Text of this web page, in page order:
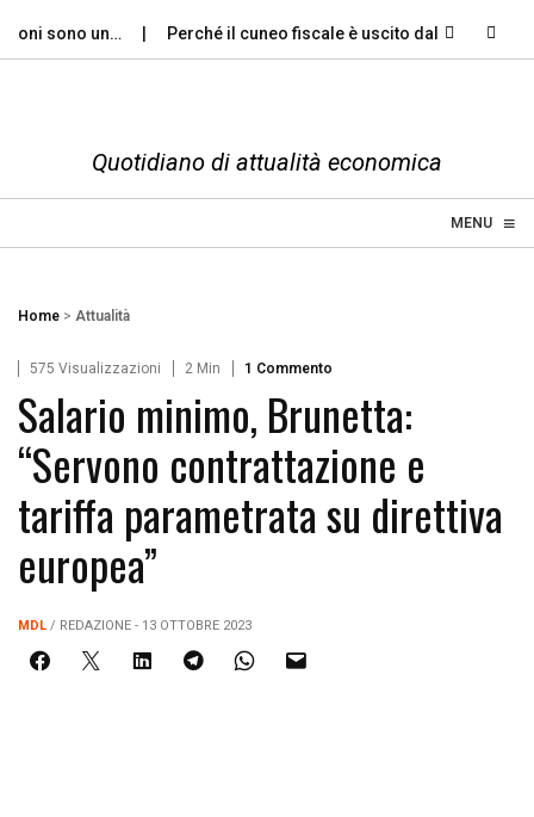
sono un… Perché il cuneo fiscale è uscito dal dibattito…
Quotidiano di attualità economica
MENU ≡
☰
Home > Attualità
575 Visualizzazioni 2 Min 1 Commento
Salario minimo, Brunetta:
“Servono contrattazione e
tariffa parametrata su direttiva
europea”
MDL / REDAZIONE - 13 OTTOBRE 2023